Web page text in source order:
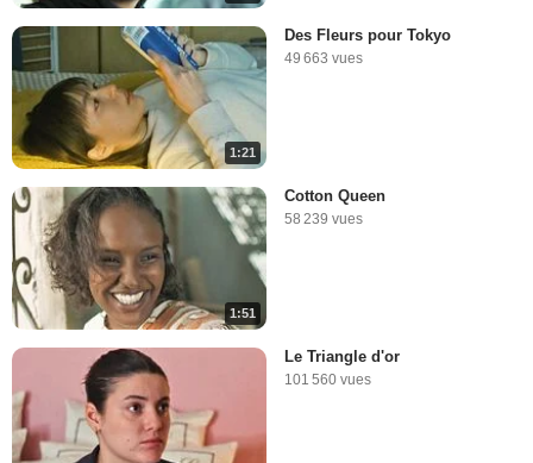
1:21
Des Fleurs pour Tokyo
49 663 vues
1:51
Cotton Queen
58 239 vues
Le Triangle d'or
101 560 vues